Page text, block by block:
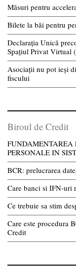
Măsuri pentru
Bilete la băi pentru
Declarația Unică
Spațiul Privat Virtual
Asociații nu pot ieși
fiscului
Biroul de Credit
PERSONALE IN
BCR: prelucrarea
Care banci si IFN-uri
Ce trebuie sa stim
Care este procedura
Credit